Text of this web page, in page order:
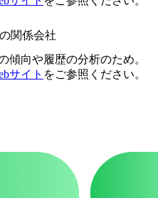
関係会社
傾向や履歴の分析のため。
サイト をご参照ください。